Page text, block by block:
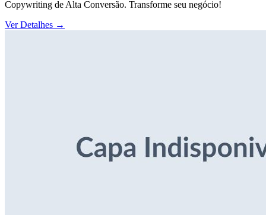
Copywriting de Alta Conversão. Transforme seu negócio!
Ver Detalhes →